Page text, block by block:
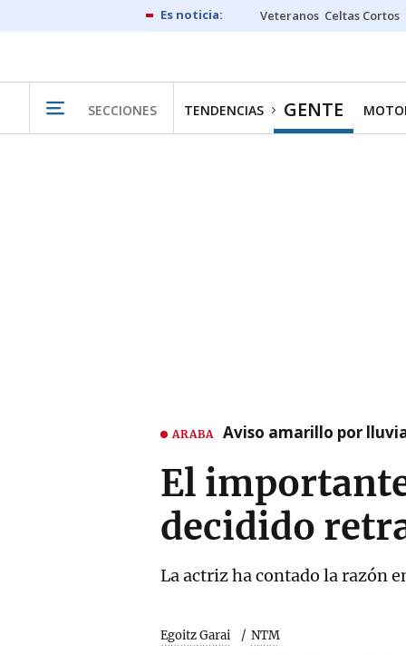
Veteranos Celtas Cortos
SECCIONES TENDENCIAS GENTE
ARABA Aviso amarillo por
El
decidido
La actriz ha contado la razón
Egoitz Garai NTM